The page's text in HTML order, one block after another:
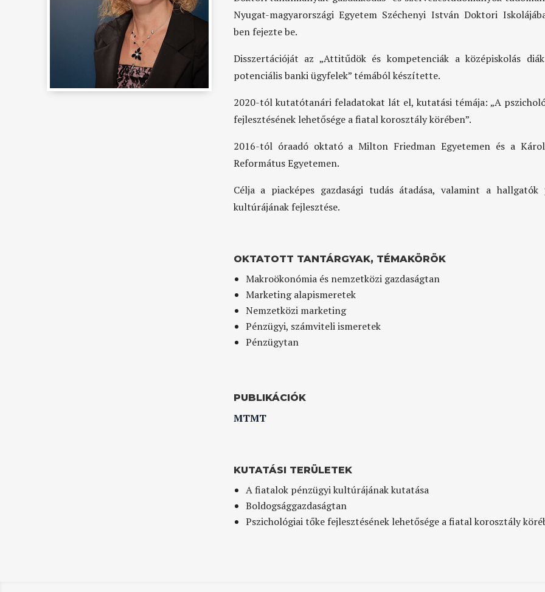
Nyugat-magyarországi Egyetem Széchenyi István Doktori
ben fejezte be.
Disszertációját az „Attitűdök és kompetenciák a középiskolás
potenciális banki ügyfelek” témából készítette.
2020-tól kutatótanári feladatokat lát el, kutatási témája: „A
fejlesztésének lehetősége a fiatal korosztály körében”.
2016-tól óraadó oktató a Milton Friedman Egyetemen és a
Református Egyetemen.
Célja a piacképes gazdasági tudás átadása, valamint a hallgatók
kultúrájának fejlesztése.
OKTATOTT TANTÁRGYAK, TÉMAKÖRÖK
Makroökonómia és nemzetközi gazdaságtan
Marketing alapismeretek
Nemzetközi marketing
Pénzügyi, számviteli ismeretek
Pénzügytan
PUBLIKÁCIÓK
MTMT
KUTATÁSI TERÜLETEK
A fiatalok pénzügyi kultúrájának kutatása
Boldogsággazdaságtan
Pszichológiai tőke fejlesztésének lehetősége a fiatal korosztály